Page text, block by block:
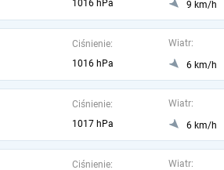
1016 hPa
9 km/h
Ciśnienie:
1016 hPa
Wiatr:
6 km/h
Ciśnienie:
1017 hPa
Wiatr:
6 km/h
Ciśnienie:
Wiatr: